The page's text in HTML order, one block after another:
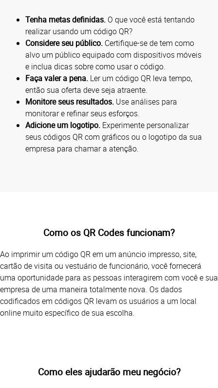
Tenha metas definidas. O que você está tentando
realizar usando um código QR?
Considere seu público. Certifique-se de tem como
alvo um público equipado com dispositivos móveis
e inclua dicas sobre como usar o código.
Faça valer a pena. Ler um código QR leva tempo,
então sua oferta deve seja atraente.
Monitore seus resultados. Use análises para
monitorar e refinar seus esforços.
Adicione um logotipo. Experimente personalizar
seus códigos QR com gráficos ou o logotipo da sua
empresa para chamar a atenção.
Como os QR Codes funcionam?
Ao imprimir um código QR em um anúncio impresso, site,
cartão de visita ou vestuário de funcionário, você fornecerá
uma oportunidade para as pessoas interagirem com você e sua
empresa de uma maneira totalmente nova. Os dados
codificados em códigos QR levam os usuários a um local
online muito específico de sua escolha.
Como eles ajudarão meu negócio?